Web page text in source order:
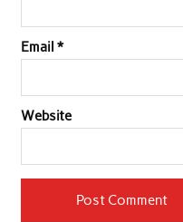
Email *
Website